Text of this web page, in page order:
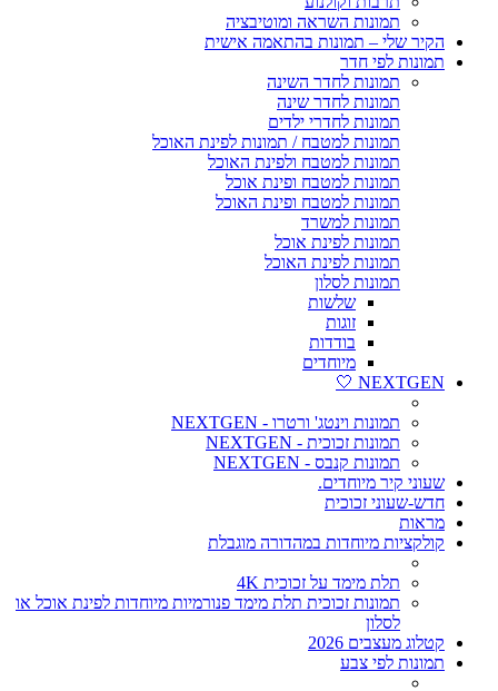
תמונות השראה ומוטיבציה
הקיר שלי – תמונות בהתאמה אישית
תמונות לפי חדר
תמונות לחדר השינה
תמונות לחדר שינה
תמונות לחדרי ילדים
תמונות למטבח / תמונות לפינת האוכל
תמונות למטבח ולפינת האוכל
תמונות למטבח ופינת אוכל
תמונות למטבח ופינת האוכל
תמונות למשרד
תמונות לפינת אוכל
תמונות לפינת האוכל
תמונות לסלון
שלשות
זוגות
בודדות
מיוחדים
NEXTGEN 🤍
תמונות וינטג' ורטרו - NEXTGEN
תמונות זכוכית - NEXTGEN
תמונות קנבס - NEXTGEN
שעוני קיר מיוחדים.
חדש-שעוני זכוכית
מראות
קולקציות מיוחדות במהדורה מוגבלת
תלת מימד על זכוכית 4K
תמונות זכוכית תלת מימד פנורמיות מיוחדות לפינת אוכל או
לסלון
קטלוג מעצבים 2026
תמונות לפי צבע